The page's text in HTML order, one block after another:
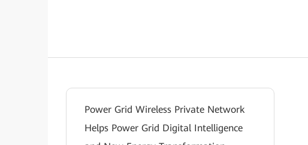
Power Grid Wireless Private Network
Helps Power Grid Digital Intelligence